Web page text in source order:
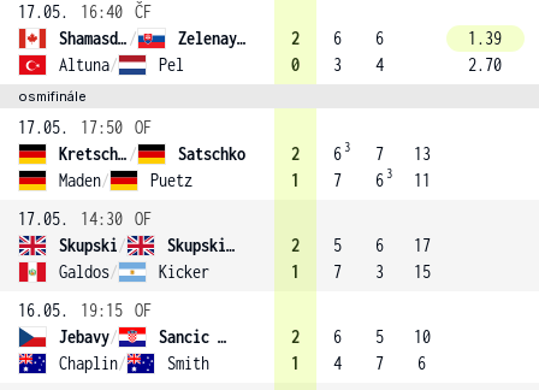
17.05.
16:40 ČF
Shamasdin /
Zelenay (2)
Altuna/ Pel
2
0
6
3
6
4
1.39
2.70
osmifinále
17.05. 17:50 OF
Kretschmer /
Satschko
Maden/ Puetz
2
1
6 3
7
7
6 3
13
11
17.05.
14:30 OF
Skupski/
Skupski (4)
Galdos/ Kicker
2
1
5
7
6
3
17
15
16.05.
19:15 OF
Jebavy/
Sancic (1)
Chaplin/ Smith
2
1
6
4
5
7
10
6